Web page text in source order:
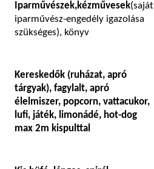
Iparművészek,kézművesek(saját
iparművész-engedély igazolása
szükséges), könyv
Kereskedők (ruházat, apró
tárgyak), fagylalt, apró
élelmiszer, popcorn, vattacukor,
lufi, játék, limonádé, hot-dog
max 2m kispulttal